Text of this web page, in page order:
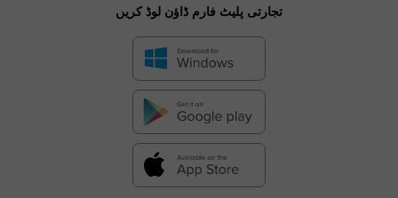
تجارتی پلیٹ فارم ڈاؤن لوڈ کریں